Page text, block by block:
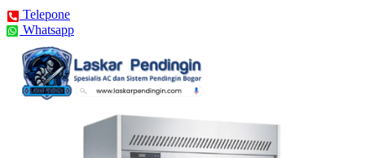
Telepone
Whatsapp